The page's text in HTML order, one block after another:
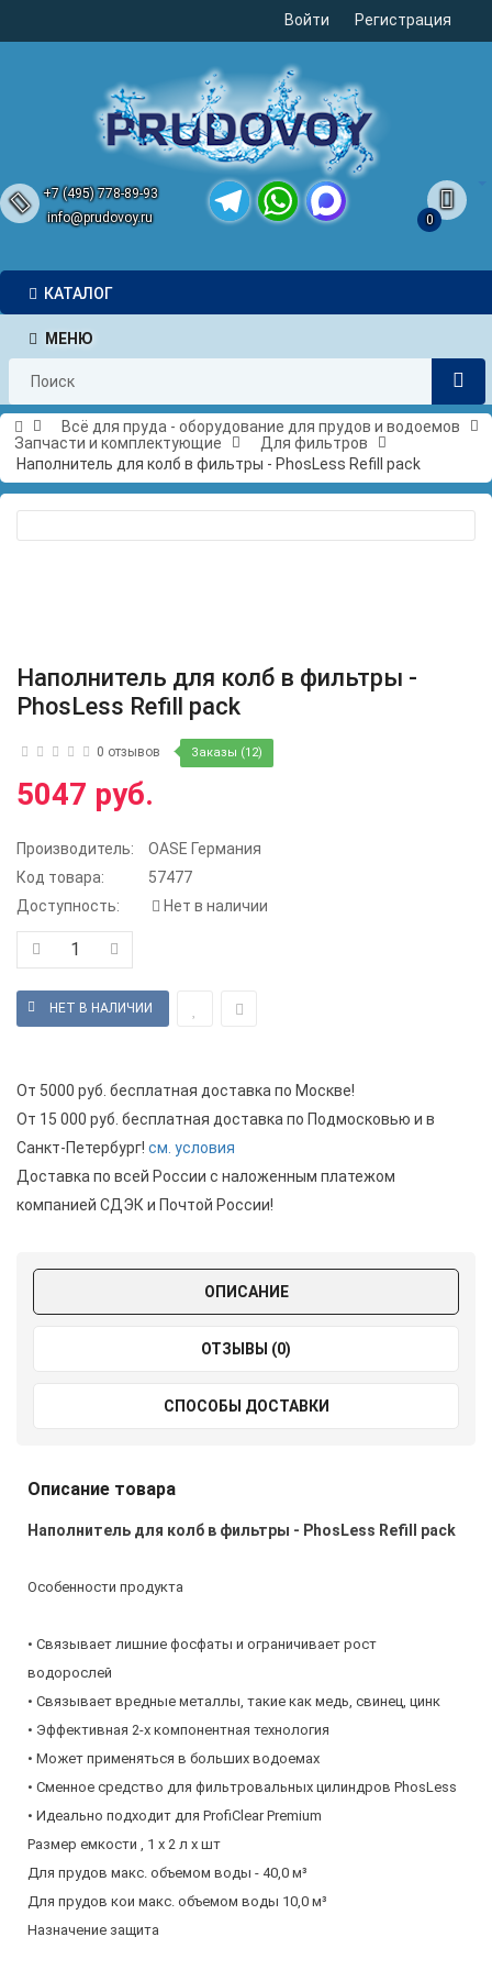
Войти Регистрация
+7 (495) 778-89-93
info@prudovoy.ru
0
КАТАЛОГ
МЕНЮ
Всё для пруда - оборудование для прудов и водоемов
Запчасти и комплектующие
Для фильтров
Наполнитель для колб в фильтры - PhosLess Refill pack
Наполнитель для колб в фильтры -
PhosLess Refill pack
0 отзывов Заказы (12)
5047 руб.
Производитель:
OASE Германия
Код товара:
57477
Доступность:
Нет в наличии
От 5000 руб. бесплатная доставка по Москве!
От 15 000 руб. бесплатная доставка по Подмосковью и в
Санкт-Петербург! см. условия
Доставка по всей России с наложенным платежом
компанией СДЭК и Почтой России!
ОПИСАНИЕ
ОТЗЫВЫ (0)
СПОСОБЫ ДОСТАВКИ
Описание товара
Наполнитель для колб в фильтры - PhosLess Refill pack
Особенности продукта
• Связывает лишние фосфаты и ограничивает рост
водорослей
• Связывает вредные металлы, такие как медь, свинец, цинк
• Эффективная 2-х компонентная технология
• Может применяться в больших водоемах
• Сменное средство для фильтровальных цилиндров PhosLess
• Идеально подходит для ProfiClear Premium
Размер емкости , 1 х 2 л х шт
Для прудов макс. объемом воды - 40,0 м³
Для прудов кои макс. объемом воды 10,0 м³
Назначение защита